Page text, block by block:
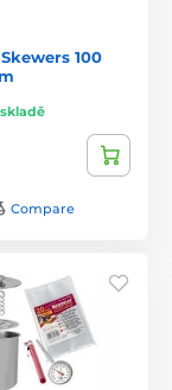
100
Compare